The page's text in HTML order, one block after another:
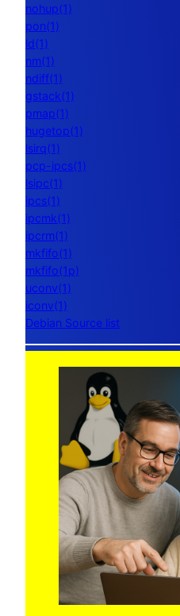
nohup(1)
pon(1)
ld(1)
nm(1)
ndiff(1)
gstack(1)
pmap(1)
hugetop(1)
lsirq(1)
pcp-ipcs(1)
lsipc(1)
ipcs(1)
ipcmk(1)
ipcrm(1)
mkfifo(1)
mkfifo(1p)
uconv(1)
iconv(1)
Debian Source list